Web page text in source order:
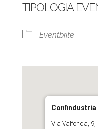
TIPOLOGIA
Eventbrite
Confindustria
Via Valfonda, 9,